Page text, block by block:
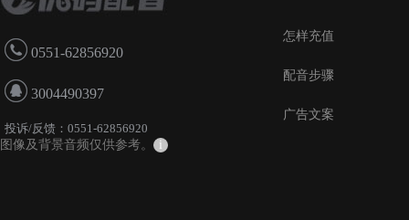
0551-62856920
3004490397
投诉/反馈：0551-62856920
图像及背景音频仅供参考。
i
怎样充值
配音步骤
广告文案